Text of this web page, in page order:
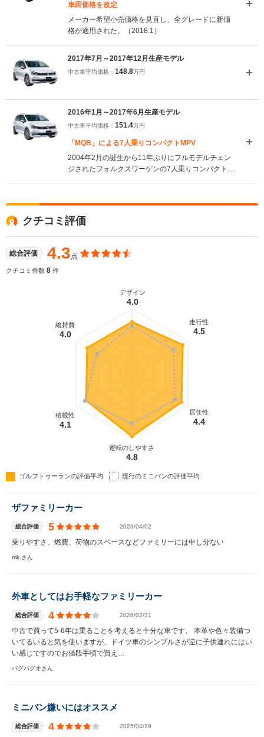
車両価格を改定
メーカー希望小売価格を見直し、全グレードに新価
格が適用された。（2018.1）
2017年7月～2017年12月生産モデル
中古車平均価格： 148.8万円
2016年1月～2017年6月生産モデル
中古車平均価格： 151.4万円
「MQB」による7人乗りコンパクトMPV
2004年2月の誕生から11年ぶりにフルモデルチェン
ジされたフォルクスワーゲンの7人乗りコンパクト
ーションが実現された。室内空間も拡大し、工夫が
こらされたシートアレンジも加わり、利便性が向上
された。また、アダプティブクルーズコントロール
などの、安全運転支援システムの採用などで、欧州
の自動車安全評価である2015ユーロNCAPで5つ星
を獲得。エンジンは最高出力150ps／最大トルク
3.5km/Lの18.5km/Lへと改善されている（2016.2）
クチコミ評価
総合評価 4.3点
クチコミ件数 8 件
デザイン
4.0
走行性
4.5
居住性
4.4
運転のしやすさ
4.8
積載性
4.1
維持費
4.0
ゴルフトゥーランの評価平均 現行のミニバンの評価平均
ザファミリーカー
総合評価 5 2026/04/02
乗りやすさ、燃費、荷物のスペースなどファミリーには申し分ない
mk.さん
外車としてはお手軽なファミリーカー
総合評価 4 2026/02/21
中古で買って5-6年は乗ることを考えると十分な車です。 本革や色々装備つ
いてるいると気を使いますが、ドイツ車のシンプルさが逆に子供連れにはい
い感じですのでお値段手頃で買え…
パグパグオさん
ミニバン嫌いにはオススメ
総合評価 4 2025/04/19